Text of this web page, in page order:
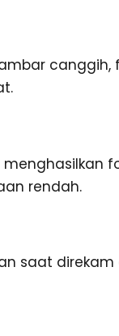
canggih,
menghasilkan
rendah.
saat